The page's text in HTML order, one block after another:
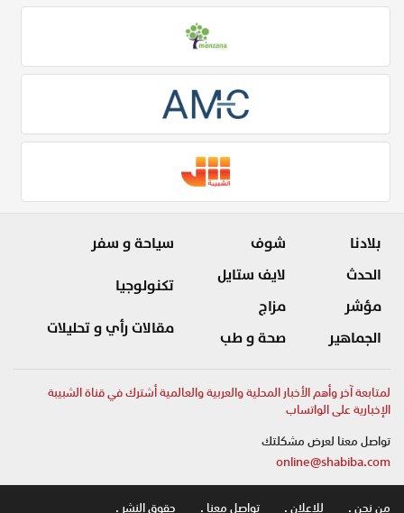
بلادنا
الحدث
مؤشر
الجماهير
شوف
لايف ستايل
مزاج
صحة و طب
سياحة و سفر
تكنولوجيا
مقالات رأي و تحليلات
لمتابعة آخر وأهم الأخبار المحلية والعربية والعالمية أشترك في قناة الشبيبة
الإخبارية على الواتساب
تواصل معنا لعرض مشكلتك
online@shabiba.com